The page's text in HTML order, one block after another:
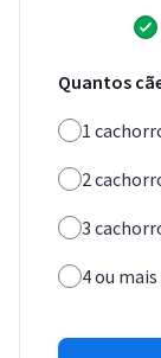
Quantos
1
2
3
4 ou